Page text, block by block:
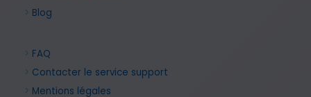
> Blog
> FAQ
> Contacter le service support
> Mentions légales